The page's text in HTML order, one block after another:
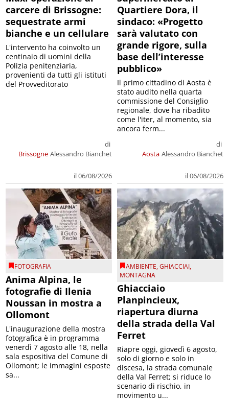
carcere di Brissogne:
sequestrate armi
bianche e un cellulare
Brissogne
di
Alessandro Bianchet
il 06/08/2026
L'intervento ha coinvolto un
centinaio di uomini della
Polizia penitenziaria,
provenienti da tutti gli istituti
del Provveditorato
Quartiere Dora, il
sindaco: «Progetto
sarà valutato con
grande rigore, sulla
base dell’interesse
pubblico»
Aosta
di
Alessandro Bianchet
il 06/08/2026
Il primo cittadino di Aosta è
stato audito nella quarta
commissione del Consiglio
regionale, dove ha ribadito
come l'iter, al momento, sia
ancora ferm...
FOTOGRAFIA
Anima Alpina, le
fotografie di Ilenia
Noussan in mostra a
Ollomont
L'inaugurazione della mostra
fotografica è in programma
venerdì 7 agosto alle 18, nella
sala espositiva del Comune di
Ollomont; le immagini esposte
sa...
AMBIENTE,GHIACCIAI,
MONTAGNA
Ghiacciaio
Planpincieux,
riapertura diurna
della strada della Val
Ferret
Riapre oggi, giovedì 6 agosto,
solo di giorno e solo in
discesa, la strada comunale
della Val Ferret; si riduce lo
scenario di rischio, in
movimento u...